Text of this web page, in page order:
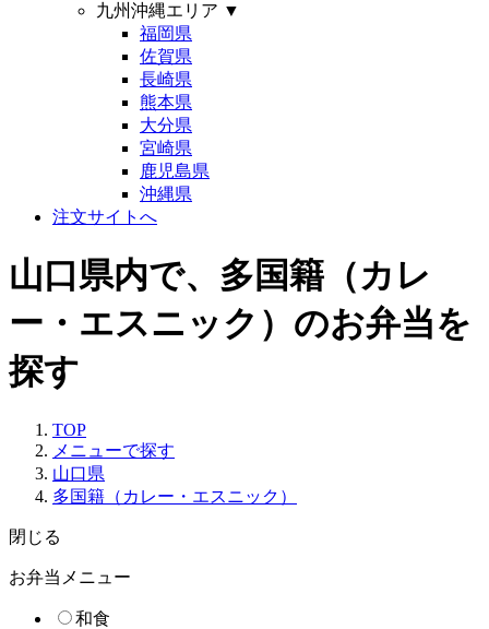
九州沖縄エリア ▼
福岡県
佐賀県
長崎県
熊本県
大分県
宮崎県
鹿児島県
沖縄県
注文サイトへ
山口県内で、多国籍（カレ
ー・エスニック）のお弁当を
探す
TOP
メニューで探す
山口県
多国籍（カレー・エスニック）
閉じる
お弁当メニュー
和食